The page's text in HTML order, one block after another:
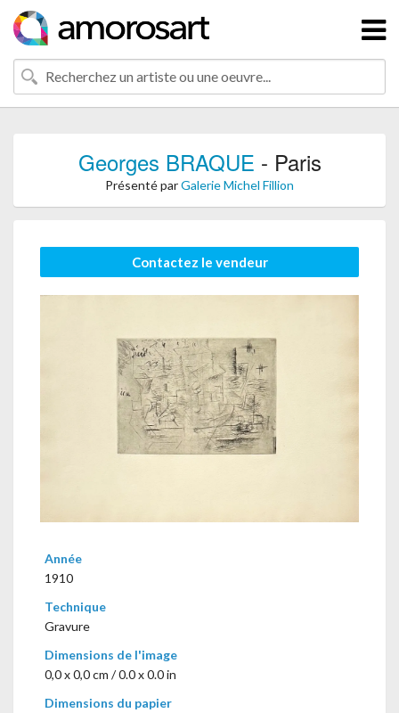
Georges BRAQUE - Paris
Présenté parGalerie Michel Fillion
Contactez le vendeur
Année
1910
Technique
Gravure
Dimensions de l'image
0,0 x 0,0 cm / 0.0 x 0.0 in
Dimensions du papier